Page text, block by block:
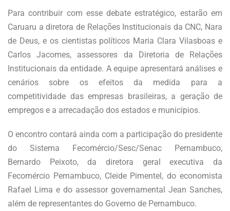
Para contribuir com esse debate estratégico, estarão em
Caruaru a diretora de Relações Institucionais da CNC, Nara
de Deus, e os cientistas políticos Maria Clara Vilasboas e
Carlos Jacomes, assessores da Diretoria de Relações
Institucionais da entidade. A equipe apresentará análises e
cenários sobre os efeitos da medida para a
competitividade das empresas brasileiras, a geração de
empregos e a arrecadação dos estados e municípios.
O encontro contará ainda com a participação do presidente
do Sistema Fecomércio/Sesc/Senac Pernambuco,
Bernardo Peixoto, da diretora geral executiva da
Fecomércio Pernambuco, Cleide Pimentel, do economista
Rafael Lima e do assessor governamental Jean Sanches,
além de representantes do Governo de Pernambuco.